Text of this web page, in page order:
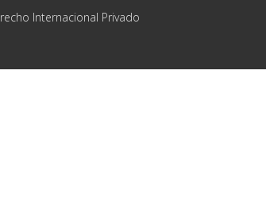
Internacional Privado